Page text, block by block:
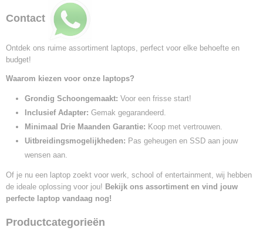
Contact
Ontdek ons ruime assortiment laptops, perfect voor elke behoefte en
budget!
Waarom kiezen voor onze laptops?
Grondig Schoongemaakt: Voor een frisse start!
Inclusief Adapter: Gemak gegarandeerd.
Minimaal Drie Maanden Garantie: Koop met vertrouwen.
Uitbreidingsmogelijkheden: Pas geheugen en SSD aan jouw
wensen aan.
Of je nu een laptop zoekt voor werk, school of entertainment, wij hebben
de ideale oplossing voor jou! Bekijk ons assortiment en vind jouw
perfecte laptop vandaag nog!
Productcategorieën